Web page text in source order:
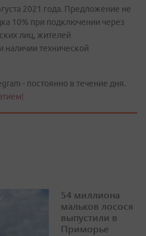
2021 года. Предложение не
10% при подключении через
лиц, жителей
технической
- постоянно в течение дня.
54 миллиона
мальков лосося
выпустили в
Приморье